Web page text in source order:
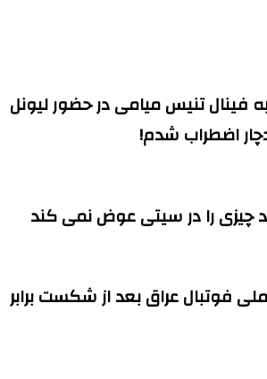
تنیس میامی در حضور لیونل
اضطراب شدم!
چیزی را در سیتی عوض نمی کند
فوتبال عراق بعد از شکست برابر